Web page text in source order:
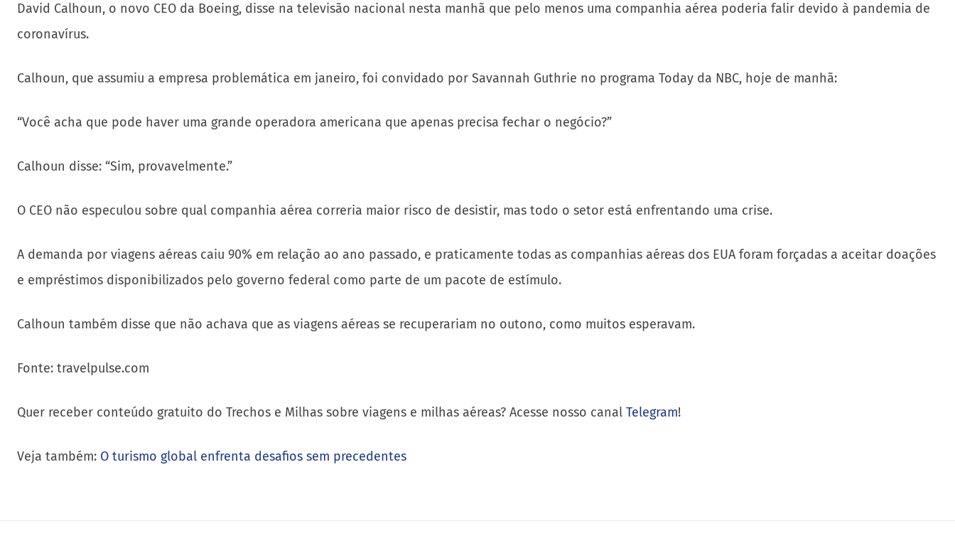
David Calhoun, o novo CEO da Boeing, disse na televisão nacional nesta manhã que pelo menos uma companhia aérea poderia falir devido à pandemia de
coronavírus.
Calhoun, que assumiu a empresa problemática em janeiro, foi convidado por Savannah Guthrie no programa Today da NBC, hoje de manhã:
“Você acha que pode haver uma grande operadora americana que apenas precisa fechar o negócio?”
Calhoun disse: “Sim, provavelmente.”
O CEO não especulou sobre qual companhia aérea correria maior risco de desistir, mas todo o setor está enfrentando uma crise.
A demanda por viagens aéreas caiu 90% em relação ao ano passado, e praticamente todas as companhias aéreas dos EUA foram forçadas a aceitar doações
e empréstimos disponibilizados pelo governo federal como parte de um pacote de estímulo.
Calhoun também disse que não achava que as viagens aéreas se recuperariam no outono, como muitos esperavam.
Fonte: travelpulse.com
Quer receber conteúdo gratuito do Trechos e Milhas sobre viagens e milhas aéreas? Acesse nosso canal Telegram!
Veja também: O turismo global enfrenta desafios sem precedentes